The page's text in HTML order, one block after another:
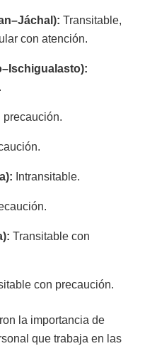
Transitable,
con atención.
precaución.
Intransitable.
Transitable con
con precaución.
la importancia de
que trabaja en las